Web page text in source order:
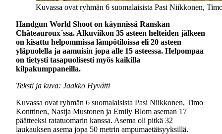
Kuvassa ovat ryhmän 6 suomalaisista Pasi Niikkonen,
Handgun World Shoot on käynnissä Ranskan
Châteauroux´ssa. Alkuviikon 35 asteen helteiden jälkeen
on kisattu helpommissa lämpötiloissa eli 20 asteen
yläpuolella ja aamuisin jopa alle 15 asteessa. Helpompaa
on tietysti tasapuolisesti myös kaikilla
kilpakumppaneilla.
Teksti ja kuva: Jaakko Hyvätti
Kuvassa ovat ryhmän 6 suomalaisista Pasi Niikkonen, Timo
Konttinen, Nastja Mustonen ja Emily Blom aseman 17
päätteeksi ratatuomarin kanssa. Asema oli pitkä 32
laukauksen asema jopa 50 metrin ampumaetäisyyksillä.